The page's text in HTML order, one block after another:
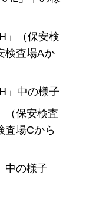
」（保安検
検査場Aか
」中の様子
（保安検査
査場Cから
中の様子